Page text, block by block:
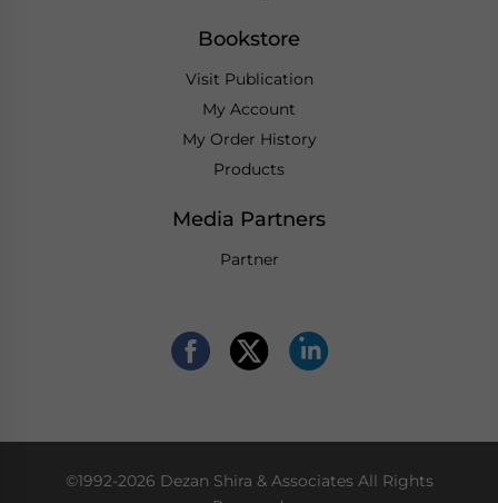
Bookstore
Visit Publication
My Account
My Order History
Products
Media Partners
Partner
©1992-2026 Dezan Shira & Associates All Rights